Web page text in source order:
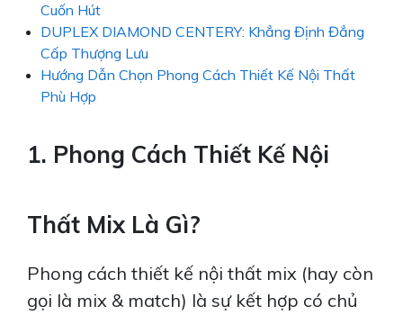
Cuốn Hút
DUPLEX DIAMOND CENTERY: Khẳng Định Đẳng
Cấp Thượng Lưu
Hướng Dẫn Chọn Phong Cách Thiết Kế Nội Thất
Phù Hợp
1. Phong Cách Thiết Kế Nội
Thất Mix Là Gì?
Phong cách thiết kế nội thất mix (hay còn
gọi là mix & match) là sự kết hợp có chủ